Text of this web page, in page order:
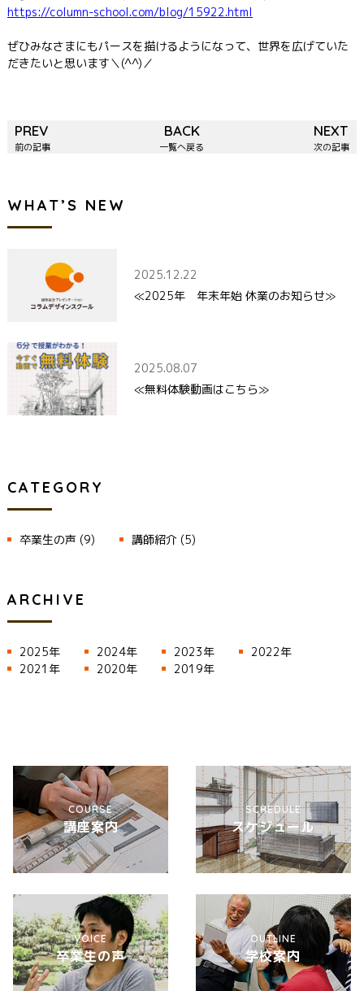
https://column-school.com/blog/15922.html
ぜひみなさまにもパースを描けるようになって、世界を広げていた
だきたいと思います＼(^^)／
PREV
前の記事
BACK
一覧へ戻る
NEXT
次の記事
WHAT’S NEW
2025.12.22
≪2025年 年末年始 休業のお知らせ≫
2025.08.07
≪無料体験動画はこちら≫
CATEGORY
卒業生の声 (9) 講師紹介(5)
ARCHIVE
2025年 2024年 2023年
2022年
2021年
2020年 2019年
COURSE
講座案内
SCHEDULE
スケジュール
VOICE
卒業生の声
OUTLINE
学校案内